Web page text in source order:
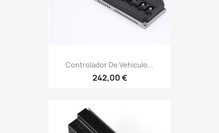
Controlador De Vehiculo...
242,00 €